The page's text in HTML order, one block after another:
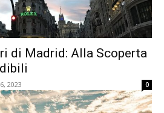
di Madrid: Alla Scoperta
2023 0